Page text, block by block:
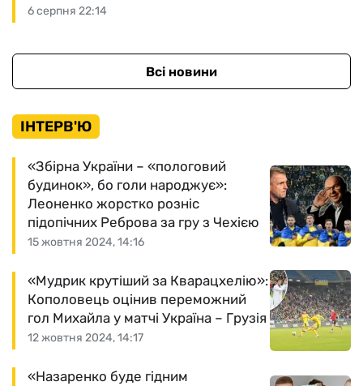
6 серпня 22:14
Всі новини
ІНТЕРВ'Ю
15 жовтня 2024, 14:16
«Збірна України – «пологовий
будинок», бо голи народжує»:
Леоненко жорстко розніс
підопічних Реброва за гру з Чехією
12 жовтня 2024, 14:17
«Мудрик крутіший за Кварацхелію»:
Кополовець оцінив переможний
гол Михайла у матчі Україна – Грузія
«Назаренко буде гідним